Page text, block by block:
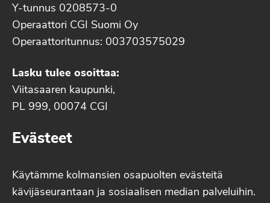
Y-tunnus 0208573-0
Operaattori CGI Suomi Oy
Operaattoritunnus: 003703575029
Lasku tulee osoittaa:
Viitasaaren kaupunki,
PL 999, 00074 CGI
Evästeet
Käytämme kolmansien osapuolten evästeitä
kävijäseurantaan ja sosiaalisen median palveluihin.